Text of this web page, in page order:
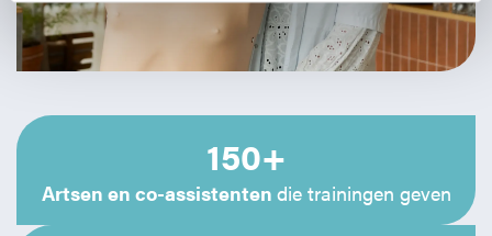
150+
Artsen en co-assistenten die trainingen geven